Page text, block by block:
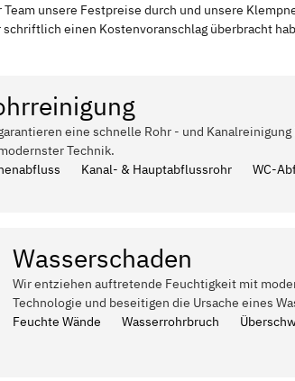
unsere Festpreise durch und unsere
einen Kostenvoranschlag überbracht
eine schnelle Rohr - und Kanalreinigung
Technik.
Kanal- & Hauptabflussrohr WC-
Wasserschaden
Wir entziehen auftretende Feuchtigkeit mit
Technologie und beseitigen die Ursache eines
Feuchte Wände
Wasserrohrbruch